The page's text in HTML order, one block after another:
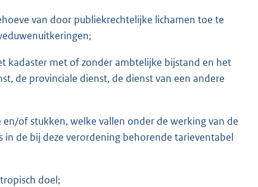
van door publiekrechtelijke lichamen toe te
kadaster met of zonder ambtelijke bijstand en het
de provinciale dienst, de dienst van een andere
of stukken, welke vallen onder de werking van de
de bij deze verordening behorende tarieventabel
doel;